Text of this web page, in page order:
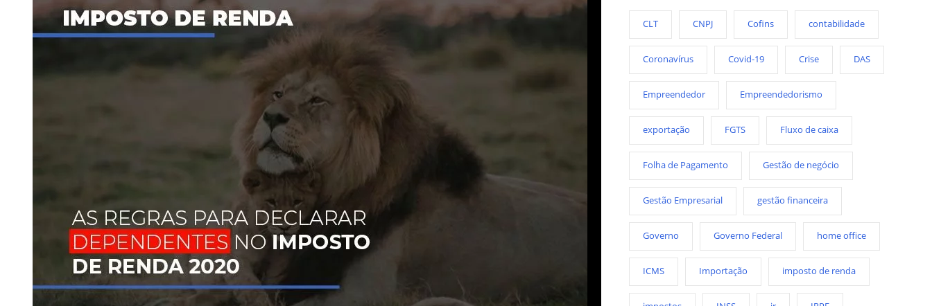
CLT CNPJ Cofins contabilidade
Coronavírus Covid-19 Crise DAS
Empreendedor Empreendedorismo
exportação FGTS Fluxo de caixa
Folha de Pagamento Gestão de negócio
Gestão Empresarial gestão financeira
Governo Governo Federal home office
ICMS Importação imposto de renda